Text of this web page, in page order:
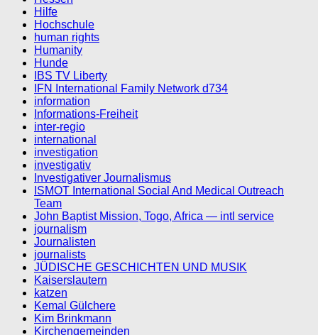
Hilfe
Hochschule
human rights
Humanity
Hunde
IBS TV Liberty
IFN International Family Network d734
information
Informations-Freiheit
inter-regio
international
investigation
investigativ
Investigativer Journalismus
ISMOT International Social And Medical Outreach
Team
John Baptist Mission, Togo, Africa — intl service
journalism
Journalisten
journalists
JÜDISCHE GESCHICHTEN UND MUSIK
Kaiserslautern
katzen
Kemal Gülchere
Kim Brinkmann
Kirchengemeinden